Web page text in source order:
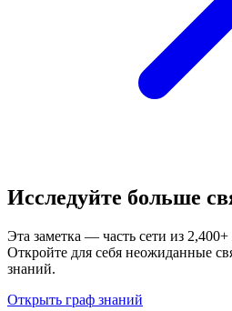
Исследуйте больше
Эта заметка — часть сети из
Откройте для себя неожиданные
знаний.
Открыть граф знаний